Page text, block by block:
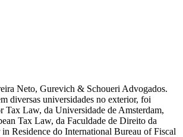
Neto, Gurevich & Schoueri Advogados.
diversas universidades no exterior, foi
Law, da Universidade de Amsterdam,
Tax Law, da Faculdade de Direito da
Residence do International Bureau of Fiscal